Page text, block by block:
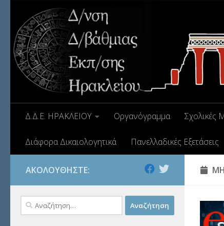
Δ.Δ.Ε. ΗΡΑΚΛΕΙΟΥ Οργανόγραμμα Σχολικές
Διάφορα Δικαιολογητικά Πανελλαδικές Εξετάσεις
ΑΚΟΛΟΥΘΉΣΤΕ:
Αναζήτηση
για: